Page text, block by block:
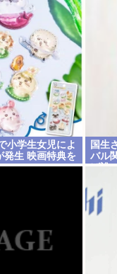
小学生女児によ
発生 映画特典を
国生
バル
ば誰